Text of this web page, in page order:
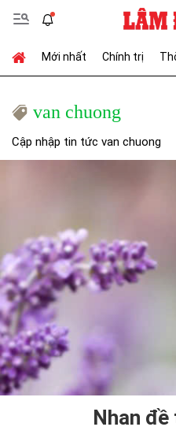
Mới nhất Chính trị
van chuong
Cập nhập tin tức van chuong
Nhan